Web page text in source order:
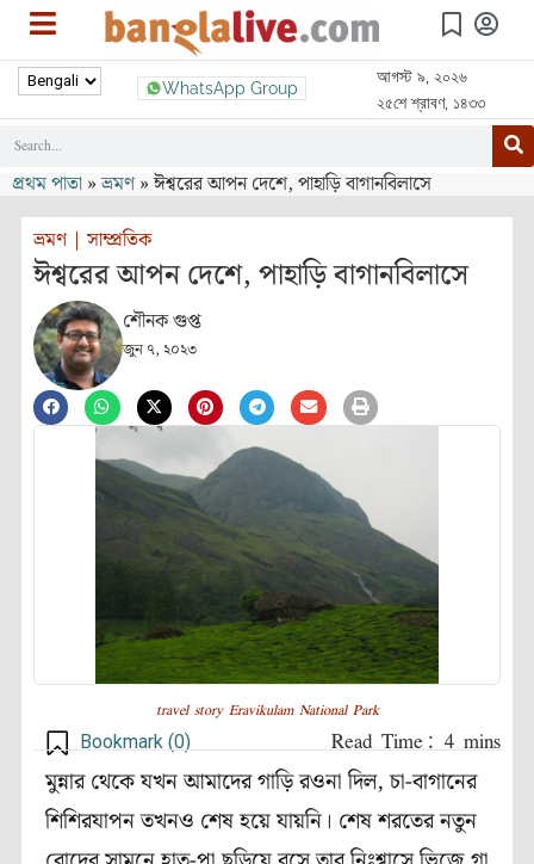
WhatsApp Group
আগস্ট ৯, ২০২৬
২৫শে শ্রাবণ, ১৪৩৩
প্রথম পাতা »ভ্রমণ»ঈশ্বরের আপন দেশে, পাহাড়ি বাগানবিলাসে
ভ্রমণ|সাম্প্রতিক
ঈশ্বরের আপন দেশে, পাহাড়ি বাগানবিলাসে
শৌনক গুপ্ত
জুন ৭, ২০২৩
travel story Eravikulam National Park
Bookmark (0)
মুন্নার থেকে যখন আমাদের গাড়ি রওনা দিল, চা-বাগানের
শিশিরযাপন তখনও শেষ হয়ে যায়নি। শেষ শরতের নতুন